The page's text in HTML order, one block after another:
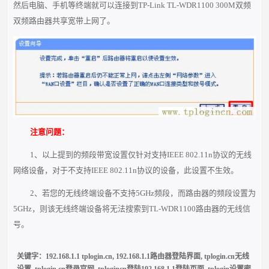
然后电脑、手机等终端就可以连接到TP-Link TL-WDR1100 300M双频
双频路由器共享宽带上网了。
注意问题：
1、以上提到的频段带宽设置仅针对支持IEEE 802.11n协议的无线
网络设备，对于不支持IEEE 802.11n协议的设备，此设置不生效。
2、若您的无线终端设备不支持5GHz频段，而路由器的频段设置为
5GHz，则该无线终端设备将无法搜索到TL-WDR1100路由器的无线信
号。
关键字： 192.168.1.1 tplogin.cn, 192.168.1.1路由器登陆界面,tplogin.cn无线